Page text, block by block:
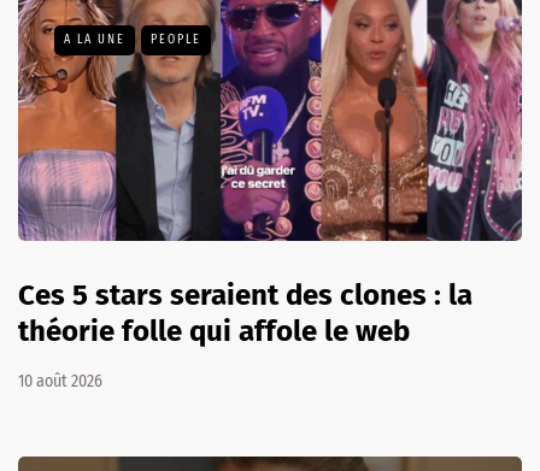
A LA UNE PEOPLE
Ces 5 stars seraient des clones : la
théorie folle qui affole le web
10 août 2026